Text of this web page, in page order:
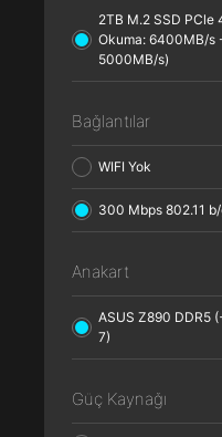
2TB M.2 SSD PCle
Okuma: 6400MB/s
5000MB/s)
Bağlantılar
WIFI Yok
300 Mbps 802.11
Anakart
ASUS Z890 DDR5
7)
Güç Kaynağı